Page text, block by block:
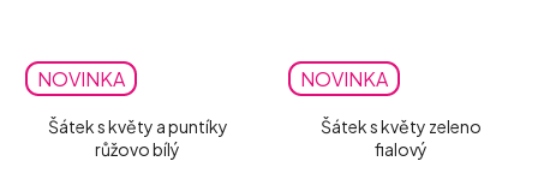
NOVINKA
Šátek s květy a puntíky
růžovo bílý
NOVINKA
Šátek s květy zeleno
fialový